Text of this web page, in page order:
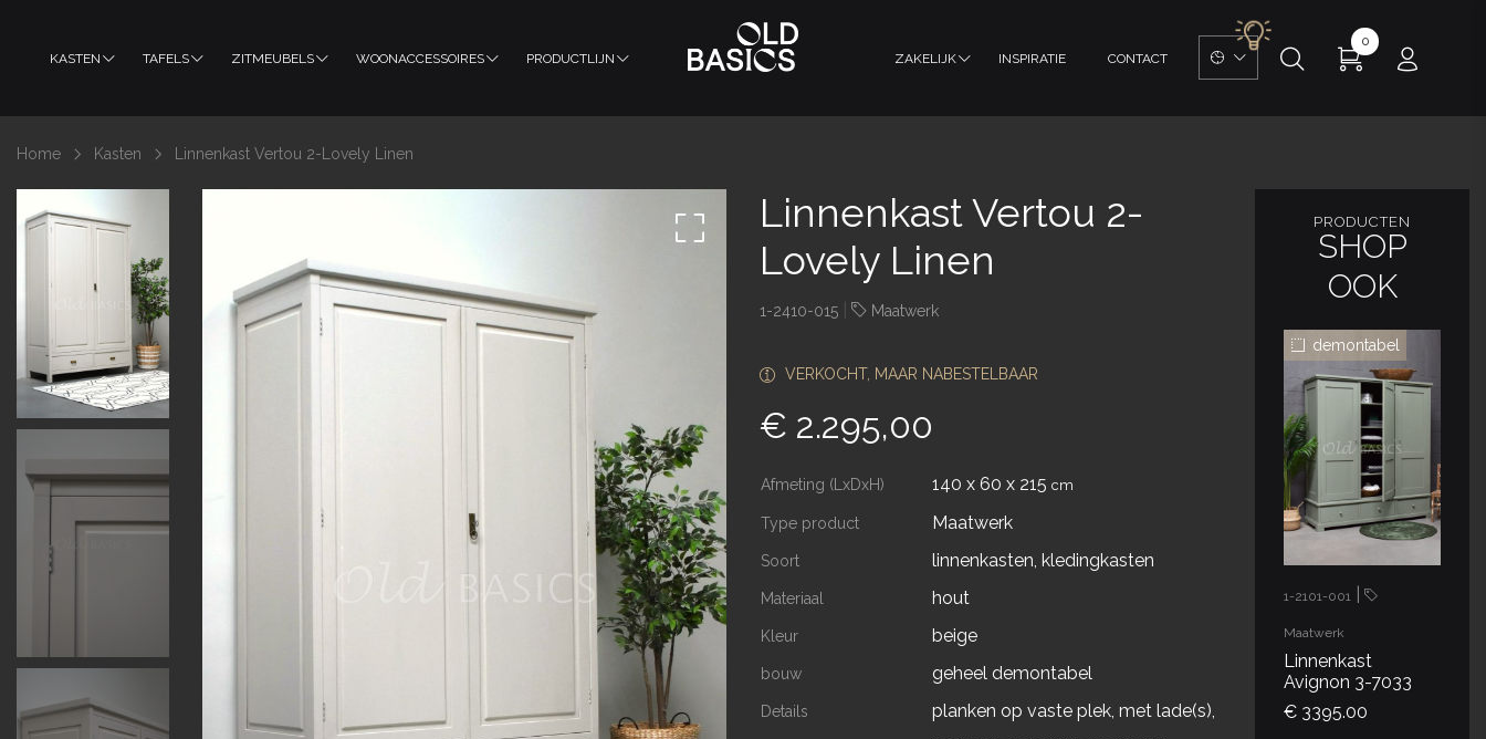
KASTEN TAFELS ZITMEUBELS WOONACCESSOIRES PRODUCTLIJN ZAKELIJK INSPIRATIE CONTACT
0
Home Kasten Linnenkast Vertou 2-Lovely Linen
Linnenkast Vertou 2-
Lovely Linen
1-2410-015 Maatwerk
VERKOCHT, MAAR NABESTELBAAR
€ 2.295,00
Afmeting (LxDxH) 140 x 60 x 215 cm
Type product Maatwerk
Soort linnenkasten, kledingkasten
Materiaal hout
Kleur beige
bouw geheel demontabel
Details
planken op vaste plek, met lade(s),
PRODUCTEN
SHOP
OOK
demontabel
1-2101-001
Maatwerk
Linnenkast
Avignon 3-7033
€ 3395.00